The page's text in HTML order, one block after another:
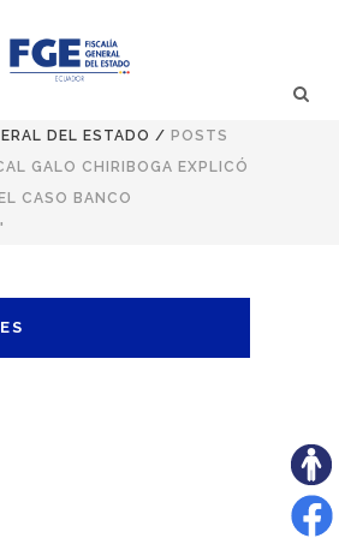
DEL ESTADO / POSTS
GALO CHIRIBOGA EXPLICÓ
CASO BANCO